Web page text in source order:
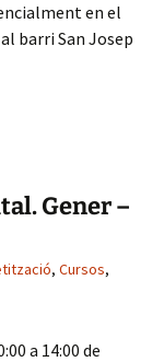
en el
barri San Josep
Gener –
, Cursos,
a 14:00 de